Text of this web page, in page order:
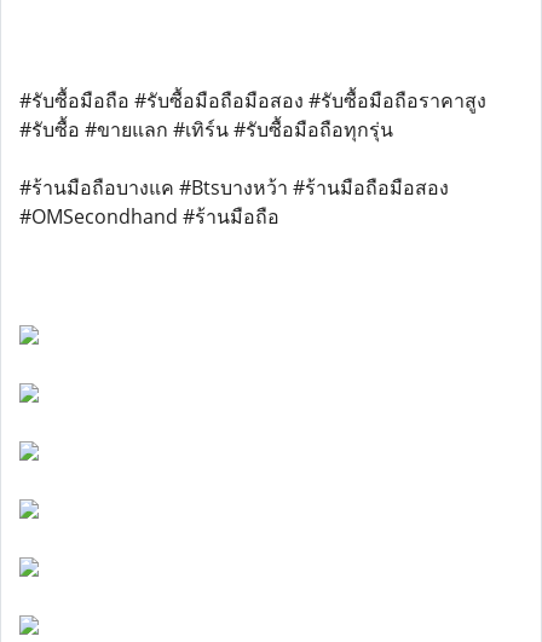
#รับซื้อมือถือ #รับซื้อมือถือมือสอง #รับซื้อมือถือราคาสูง
#รับซื้อ #ขายแลก #เทิร์น #รับซื้อมือถือทุกรุ่น
#ร้านมือถือบางแค #Btsบางหว้า #ร้านมือถือมือสอง
#OMSecondhand #ร้านมือถือ